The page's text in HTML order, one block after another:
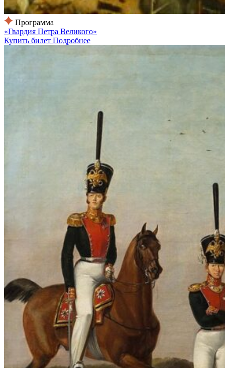
Программа
«Гвардия Петра Великого»
Купить билет Подробнее